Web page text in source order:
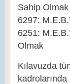
Sahip Olmak
6297:
6251:
Olmak
Kılavuzda
kadrolarında